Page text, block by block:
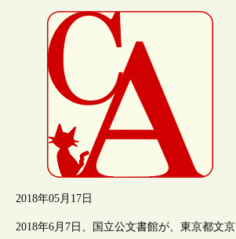
2018年05月17日
2018年6月7日、国立公文書館が、東京都文京